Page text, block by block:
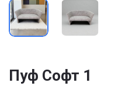
Пуф Софт 1